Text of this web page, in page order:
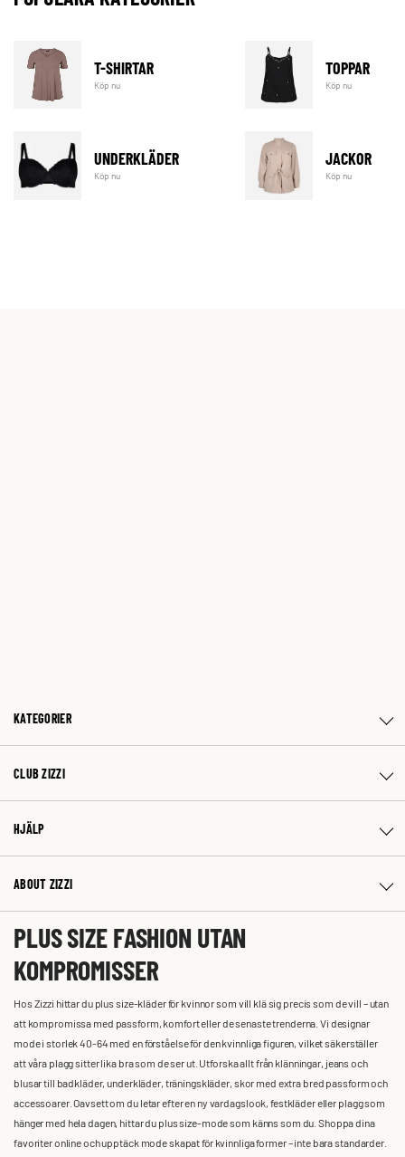
T-SHIRTAR
Köp nu
TOPPAR
Köp nu
UNDERKLÄDER
Köp nu
JACKOR
Köp nu
KATEGORIER
CLUB ZIZZI
HJÄLP
ABOUT ZIZZI
PLUS SIZE FASHION UTAN
KOMPROMISSER
Hos Zizzi hittar du plus size-kläder för kvinnor som vill klä sig precis som de vill – utan
att kompromissa med passform, komfort eller de senaste trenderna. Vi designar
mode i storlek 40-64 med en förståelse för den kvinnliga figuren, vilket säkerställer
att våra plagg sitter lika bra som de ser ut. Utforska allt från klänningar, jeans och
blusar till badkläder, underkläder, träningskläder, skor med extra bred passform och
accessoarer. Oavsett om du letar efter en ny vardagslook, festkläder eller plagg som
hänger med hela dagen, hittar du plus size-mode som känns som du. Shoppa dina
favoriter online och upptäck mode skapat för kvinnliga former – inte bara standarder.